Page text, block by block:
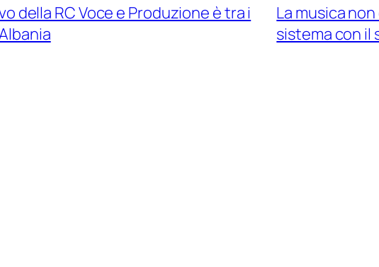
della RC Voce e Produzione è tra i
La musica
sistema con il